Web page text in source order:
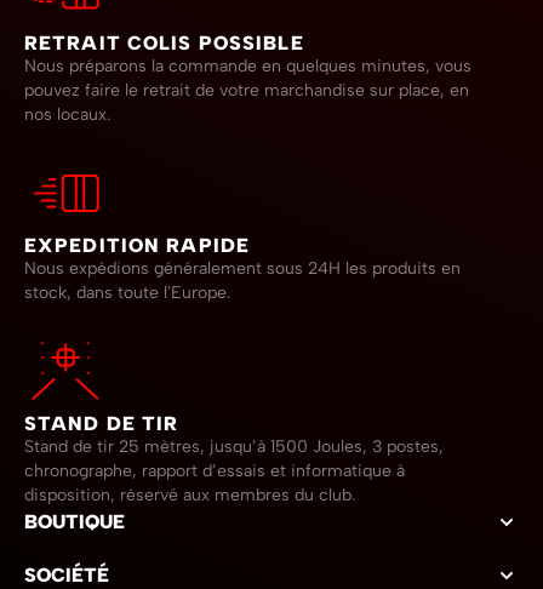
RETRAIT COLIS POSSIBLE
Nous préparons la commande en quelques minutes, vous
pouvez faire le retrait de votre marchandise sur place, en
nos locaux.
EXPEDITION RAPIDE
Nous expédions généralement sous 24H les produits en
stock, dans toute l'Europe.
STAND DE TIR
Stand de tir 25 mètres, jusqu’à 1500 Joules, 3 postes,
chronographe, rapport d’essais et informatique à
disposition, réservé aux membres du club.
BOUTIQUE
SOCIÉTÉ